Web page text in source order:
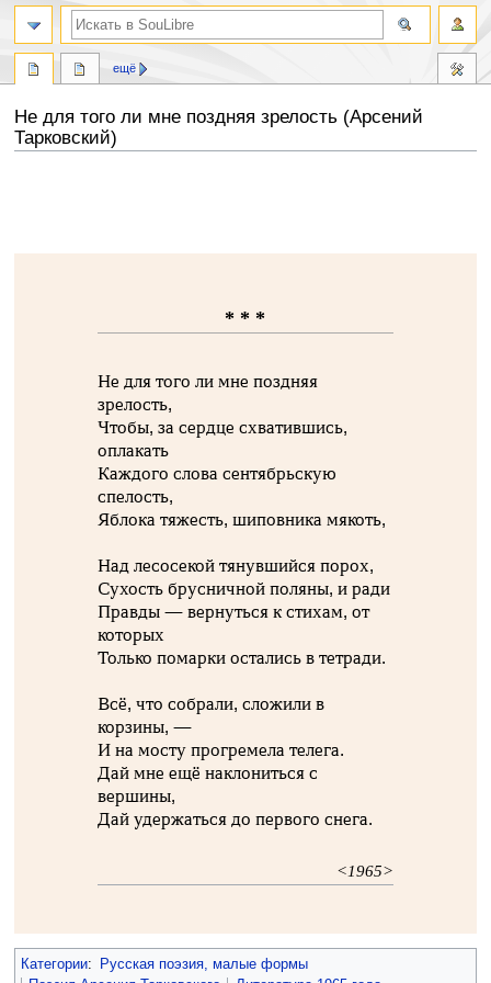
Не для того ли мне поздняя зрелость (Арсений
Тарковский)
* * *
Не для того ли мне поздняя
зрелость,
Чтобы, за сердце схватившись,
оплакать
Каждого слова сентябрьскую
спелость,
Яблока тяжесть, шиповника мякоть,
Над лесосекой тянувшийся порох,
Сухость брусничной поляны, и ради
Правды — вернуться к стихам, от
которых
Только помарки остались в тетради.
Всё, что собрали, сложили в
корзины, —
И на мосту прогремела телега.
Дай мне ещё наклониться с
вершины,
Дай удержаться до первого снега.
<1965>
Категории:
Русская поэзия, малые формы
ещё